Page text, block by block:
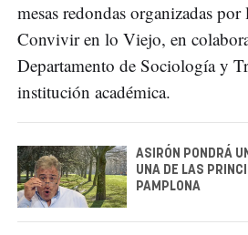
mesas redondas organizadas por
Convivir en lo Viejo, en
Departamento de Sociología y
institución académica.
ASIRÓN PONDRÁ
UNA DE LAS
PAMPLONA